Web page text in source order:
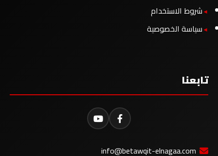
شروط الاستخدام
سياسة الخصوصية
تابعنا
info@betawqit-elnagaa.com